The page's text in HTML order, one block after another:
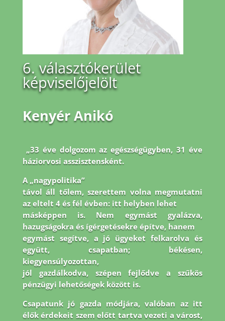
6. választókerület
képviselőjelölt
Kenyér Anikó
„33 éve dolgozom az egészségügyben, 31 éve
háziorvosi asszisztensként.
A „nagypolitika”
távol áll tőlem, szerettem volna megmutatni
az eltelt 4 és fél évben: itt helyben lehet
másképpen is. Nem egymást gyalázva,
hazugságokra és ígérgetésekre építve, hanem
egymást segítve, a jó ügyeket felkarolva és
együtt, csapatban; békésen,
kiegyensúlyozottan,
jól gazdálkodva, szépen fejlődve a szűkös
pénzügyi lehetőségek között is.
Csapatunk jó gazda módjára, valóban az itt
élők érdekeit szem előtt tartva vezeti a várost,